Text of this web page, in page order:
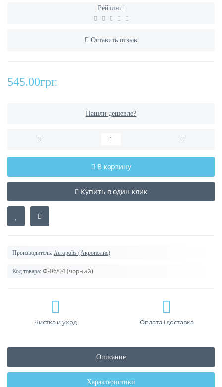
Рейтинг:
Оставить отзыв
545.00грн
Нашли дешевле?
В корзину
Купить в один клик
Производитель: Acropolis (Акрополис)
Код товара: Ф-06/04 (чорний)
Чистка и уход Оплата і доставка
Описание
Характеристики